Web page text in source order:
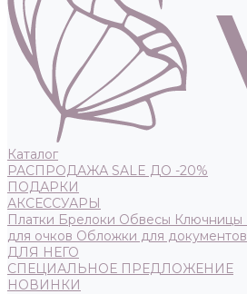
Каталог
РАСПРОДАЖА SALE ДО -20%
ПОДАРКИ
АКСЕССУАРЫ
Платки Брелоки Обвесы Ключницы
для очков Обложки для документов
ДЛЯ НЕГО
СПЕЦИАЛЬНОЕ ПРЕДЛОЖЕНИЕ
НОВИНКИ